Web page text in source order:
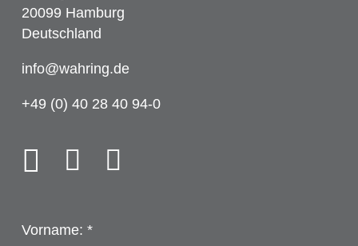
20099 Hamburg
Deutschland
info@wahring.de
+49 (0) 40 28 40 94-0
Vorname: *